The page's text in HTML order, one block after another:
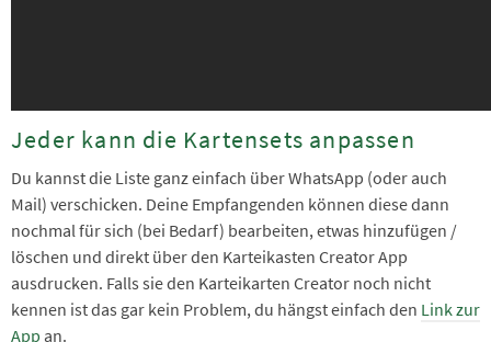
Jeder kann die Kartensets anpassen
Du kannst die Liste ganz einfach über WhatsApp (oder auch
Mail) verschicken. Deine Empfangenden können diese dann
nochmal für sich (bei Bedarf) bearbeiten, etwas hinzufügen /
löschen und direkt über den Karteikasten Creator App
ausdrucken. Falls sie den Karteikarten Creator noch nicht
kennen ist das gar kein Problem, du hängst einfach den Link zur
App an.